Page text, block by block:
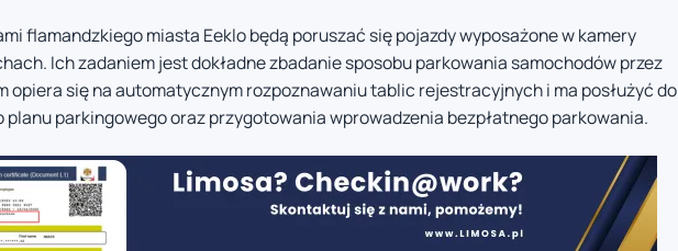
flamandzkiego miasta Eeklo będą poruszać się pojazdy wyposażone w kamery
Ich zadaniem jest dokładne zbadanie sposobu parkowania samochodów przez
opiera się na automatycznym rozpoznawaniu tablic rejestracyjnych i ma posłużyć do
parkingowego oraz przygotowania wprowadzenia bezpłatnego parkowania.